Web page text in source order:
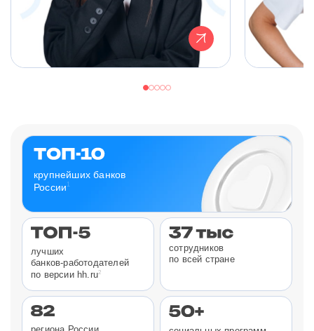
крупнейших банков
России 1
лучших
банков-работодателей
по версии hh.ru2
сотрудников
по всей стране